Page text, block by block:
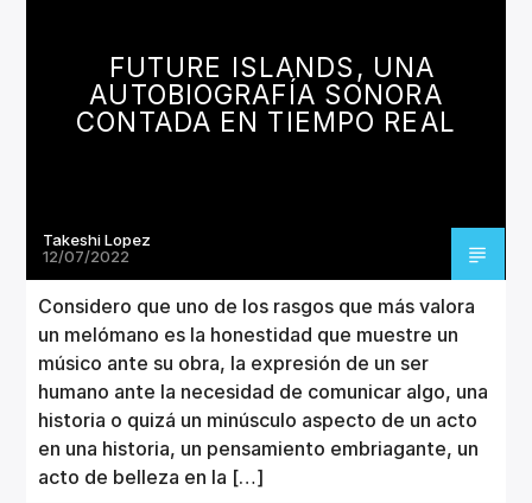
ARTISTA
Invencible Radio
FUTURE ISLANDS, UNA
AUTOBIOGRAFÍA SONORA
CONTADA EN TIEMPO REAL
Takeshi Lopez
12/07/2022
Considero que uno de los rasgos que más valora
un melómano es la honestidad que muestre un
músico ante su obra, la expresión de un ser
humano ante la necesidad de comunicar algo, una
historia o quizá un minúsculo aspecto de un acto
en una historia, un pensamiento embriagante, un
acto de belleza en la […]